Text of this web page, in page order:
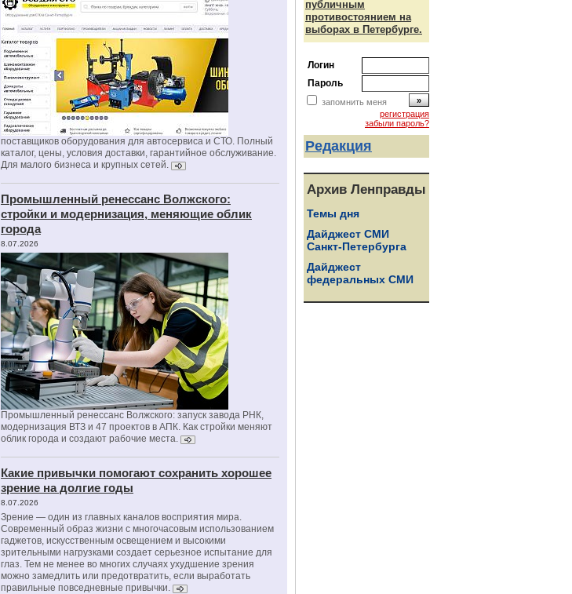
поставщиков оборудования для автосервиса и СТО. Полный
каталог, цены, условия доставки, гарантийное обслуживание.
Для малого бизнеса и крупных сетей.
Промышленный ренессанс Волжского:
стройки и модернизация, меняющие облик
города
8.07.2026
Промышленный ренессанс Волжского: запуск завода РНК,
модернизация ВТЗ и 47 проектов в АПК. Как стройки меняют
облик города и создают рабочие места.
Какие привычки помогают сохранить хорошее
зрение на долгие годы
8.07.2026
Зрение — один из главных каналов восприятия мира.
Современный образ жизни с многочасовым использованием
гаджетов, искусственным освещением и высокими
зрительными нагрузками создает серьезное испытание для
глаз. Тем не менее во многих случаях ухудшение зрения
можно замедлить или предотвратить, если выработать
правильные повседневные привычки.
публичным
противостоянием на
выборах в Петербурге.
Логин
Пароль
запомнить меня
регистрация
забыли пароль?
Редакция
Архив Ленправды
Темы дня
Дайджест СМИ
Санкт-Петербурга
Дайджест
федеральных СМИ